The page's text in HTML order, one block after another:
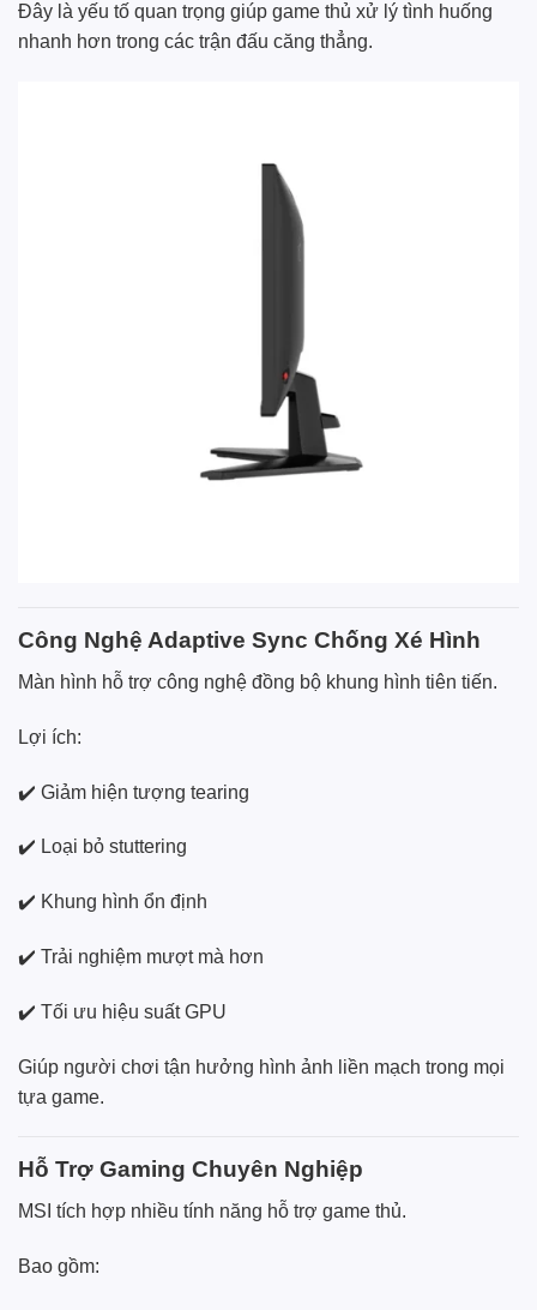
Đây là yếu tố quan trọng giúp game thủ xử lý tình huống
nhanh hơn trong các trận đấu căng thẳng.
Công Nghệ Adaptive Sync Chống Xé Hình
Màn hình hỗ trợ công nghệ đồng bộ khung hình tiên tiến.
Lợi ích:
✔️ Giảm hiện tượng tearing
✔️ Loại bỏ stuttering
✔️ Khung hình ổn định
✔️ Trải nghiệm mượt mà hơn
✔️ Tối ưu hiệu suất GPU
Giúp người chơi tận hưởng hình ảnh liền mạch trong mọi
tựa game.
Hỗ Trợ Gaming Chuyên Nghiệp
MSI tích hợp nhiều tính năng hỗ trợ game thủ.
Bao gồm: